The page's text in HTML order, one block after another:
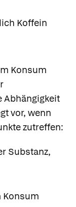
Koffein
Konsum
Abhängigkeit
vor, wenn
zutreffen:
Substanz,
Konsum